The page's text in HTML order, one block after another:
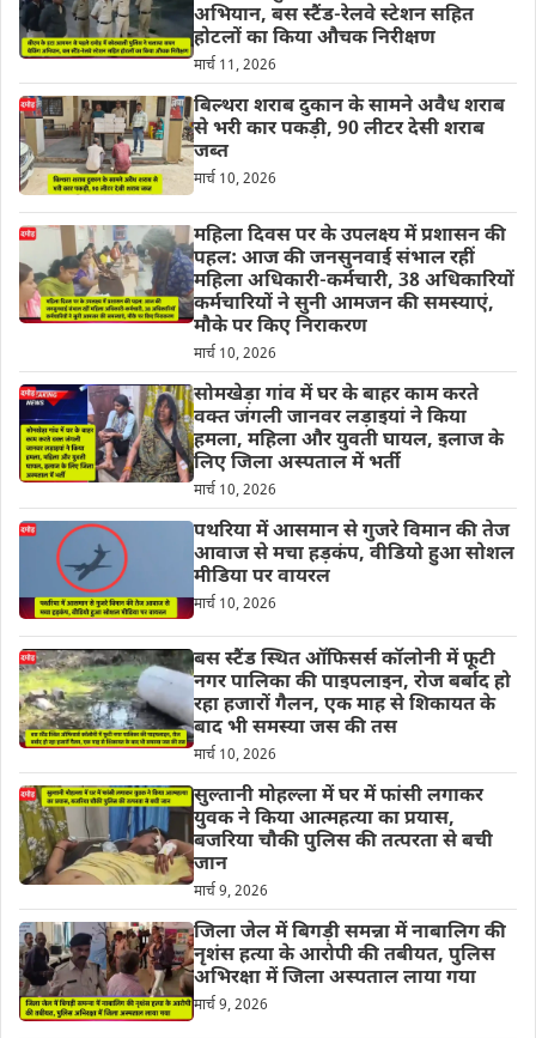
अभियान, बस स्टैंड-रेलवे स्टेशन सहित
होटलों का किया औचक निरीक्षण
मार्च 11, 2026
बिल्थरा शराब दुकान के सामने अवैध शराब
से भरी कार पकड़ी, 90 लीटर देसी शराब
जब्त
मार्च 10, 2026
महिला दिवस पर के उपलक्ष्य में प्रशासन की
पहल: आज की जनसुनवाई संभाल रहीं
महिला अधिकारी-कर्मचारी, 38 अधिकारियों
कर्मचारियों ने सुनी आमजन की समस्याएं,
मौके पर किए निराकरण
मार्च 10, 2026
सोमखेड़ा गांव में घर के बाहर काम करते
वक्त जंगली जानवर लड़ाइयां ने किया
हमला, महिला और युवती घायल, इलाज के
लिए जिला अस्पताल में भर्ती
मार्च 10, 2026
पथरिया में आसमान से गुजरे विमान की तेज
आवाज से मचा हड़कंप, वीडियो हुआ सोशल
मीडिया पर वायरल
मार्च 10, 2026
बस स्टैंड स्थित ऑफिसर्स कॉलोनी में फूटी
नगर पालिका की पाइपलाइन, रोज बर्बाद हो
रहा हजारों गैलन, एक माह से शिकायत के
बाद भी समस्या जस की तस
मार्च 10, 2026
सुल्तानी मोहल्ला में घर में फांसी लगाकर
युवक ने किया आत्महत्या का प्रयास,
बजरिया चौकी पुलिस की तत्परता से बची
जान
मार्च 9, 2026
जिला जेल में बिगड़ी समन्ना में नाबालिग की
नृशंस हत्या के आरोपी की तबीयत, पुलिस
अभिरक्षा में जिला अस्पताल लाया गया
मार्च 9, 2026